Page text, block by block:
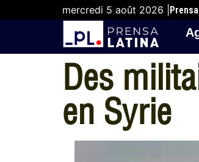
mercredi 5 août 2026 |
Des
en Syrie